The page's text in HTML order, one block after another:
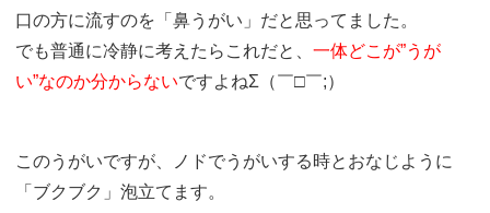
口の方に流すのを「鼻うがい」だと思ってました。
でも普通に冷静に考えたらこれだと、一体どこが”うが
い”なのか分からないですよねΣ（￣□￣;）
このうがいですが、ノドでうがいする時とおなじように
「ブクブク」泡立てます。